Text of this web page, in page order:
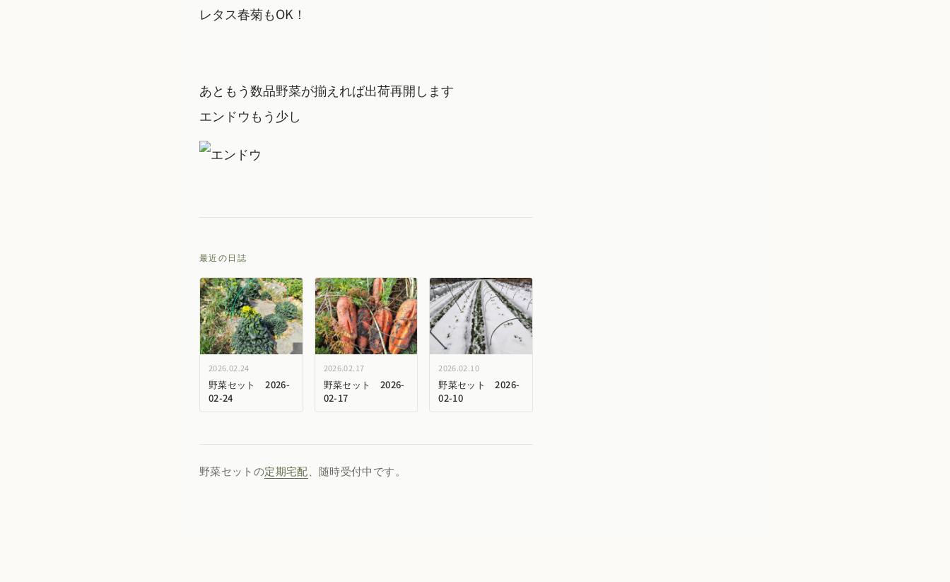
レタス春菊もOK！
あともう数品野菜が揃えれば出荷再開します
エンドウもう少し
最近の日誌
2026.02.24
野菜セット 2026-
02-24
2026.02.17
野菜セット 2026-
02-17
2026.02.10
野菜セット 2026-
02-10
野菜セットの定期宅配 、随時受付中です。